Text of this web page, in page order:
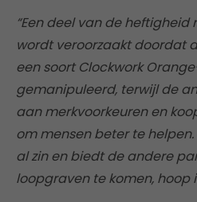
“Een deel van de
wordt veroorzaakt doordat
een soort Clockwork
gemanipuleerd, terwijl de
aan merkvoorkeuren en
om mensen beter te
al zin en biedt de andere
loopgraven te komen, hoop